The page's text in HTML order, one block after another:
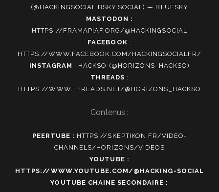
(@HACKINGSOCIAL.BSKY.SOCIAL) — BLUESKY
MASTODON :
HTTPS://FRAMAPIAF.ORG/@HACKINGSOCIAL
FACEBOOK :
HTTPS://WWW.FACEBOOK.COM/HACKINGSOCIALFR/
INSTAGRAM : HACKSO (@HORIZONS_HACKSO)
THREADS :
HTTPS://WWW.THREADS.NET/@HORIZONS_HACKSO
Contenus :
PEERTUBE : HTTPS://SKEPTIKON.FR/VIDEO-
CHANNELS/HORIZONS/VIDEOS
YOUTUBE :
HTTPS://WWW.YOUTUBE.COM/@HACKING-SOCIAL
YOUTUBE CHAINE SECONDAIRE :